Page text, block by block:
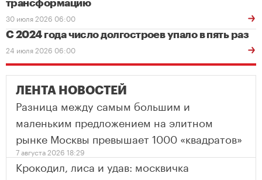
трансформацию
30 июля 2026 06:00
С 2024 года число долгостроев упало в пять раз
24 июля 2026 06:00
ЛЕНТА НОВОСТЕЙ
Разница между самым большим и
маленьким предложением на элитном
рынке Москвы превышает 1000 «квадратов»
7 августа 2026 18:29
Крокодил, лиса и удав: москвичка